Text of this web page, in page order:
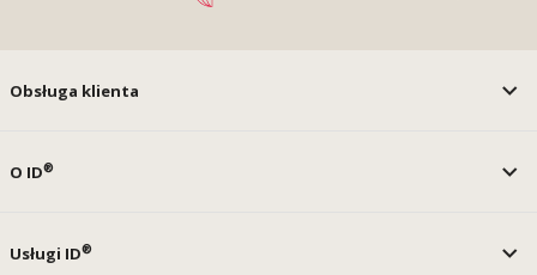
Obsługa klienta
O ID®
Usługi ID®